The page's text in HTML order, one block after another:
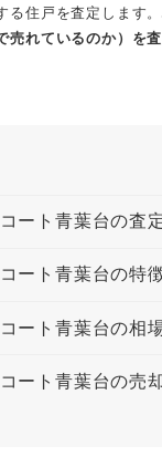
る住戸を査定します。
売れているのか）を
ート青葉台の査
ート青葉台の特
ート青葉台の相
ート青葉台の売